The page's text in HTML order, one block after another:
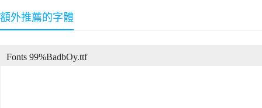
額外推薦的字體
Fonts 99%BadbOy.ttf